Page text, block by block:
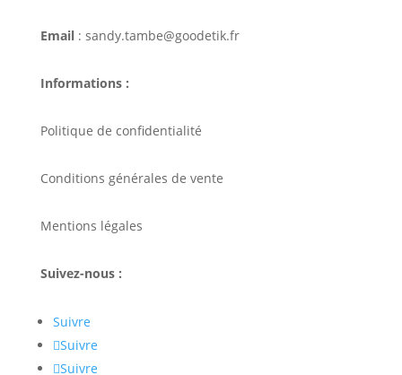
Email: sandy.tambe@goodetik.fr
Informations :
Politique de confidentialité
Conditions générales de vente
Mentions légales
Suivez-nous :
Suivre
Suivre
Suivre